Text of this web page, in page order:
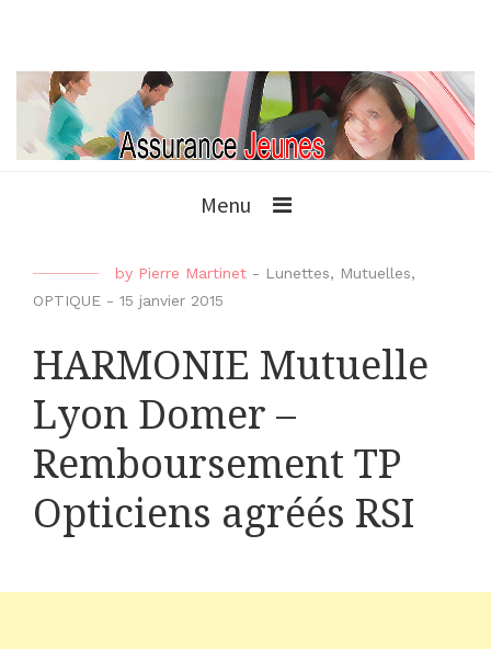
Menu
by Pierre Martinet - Lunettes, Mutuelles,
OPTIQUE - 15 janvier 2015
HARMONIE Mutuelle
Lyon Domer –
Remboursement TP
Opticiens agréés RSI